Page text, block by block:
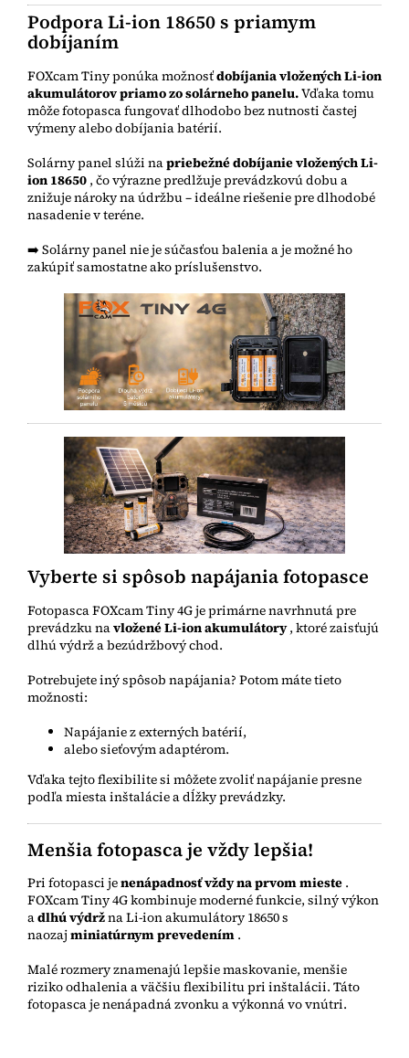
Podpora Li-ion 18650 s priamym
dobíjaním
FOXcam Tiny ponúka možnosťdobíjania vložených Li-ion
akumulátorov priamo zo solárneho panelu.Vďaka tomu
môže fotopasca fungovať dlhodobo bez nutnosti častej
výmeny alebo dobíjania batérií.
Solárny panel slúži napriebežné dobíjanie vložených Li-
ion 18650 , čo výrazne predlžuje prevádzkovú dobu a
znižuje nároky na údržbu – ideálne riešenie pre dlhodobé
nasadenie v teréne.
➡️ Solárny panel nie je súčasťou balenia a je možné ho
zakúpiť samostatne ako príslušenstvo.
Vyberte si spôsob napájania fotopasce
Fotopasca FOXcam Tiny 4G je primárne navrhnutá pre
prevádzku navložené Li-ion akumulátory , ktoré zaisťujú
dlhú výdrž a bezúdržbový chod.
Potrebujete iný spôsob napájania? Potom máte tieto
možnosti:
Napájanie z externých batérií,
alebo sieťovým adaptérom.
Vďaka tejto flexibilite si môžete zvoliť napájanie presne
podľa miesta inštalácie a dĺžky prevádzky.
Menšia fotopasca je vždy lepšia!
Pri fotopasci jenenápadnosť vždy na prvom mieste .
FOXcam Tiny 4G kombinuje moderné funkcie, silný výkon
adlhú výdržna Li-ion akumulátory 18650 s
naozajminiatúrnym prevedením .
Malé rozmery znamenajú lepšie maskovanie, menšie
riziko odhalenia a väčšiu flexibilitu pri inštalácii. Táto
fotopasca je nenápadná zvonku a výkonná vo vnútri.